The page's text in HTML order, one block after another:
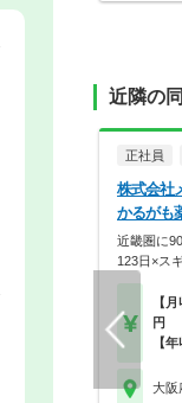
近隣の
正社員
株式会社
かるがも
近畿圏に
123日×ス
【
円
【
大阪